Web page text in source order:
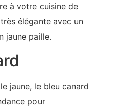
à votre cuisine de
élégante avec un
jaune paille.
jaune, le bleu canard
pour